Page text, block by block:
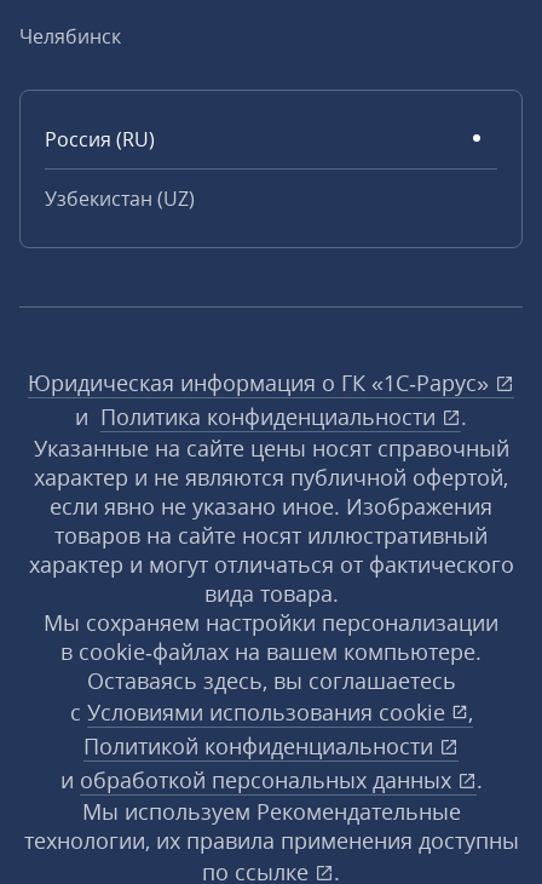
Челябинск
Россия (RU)
Узбекистан (UZ)
Юридическая информация о ГК «1С‑Рарус»
и Политика конфиденциальности
.
Указанные на сайте цены носят справочный
характер и не являются публичной офертой,
если явно не указано иное. Изображения
товаров на сайте носят иллюстративный
характер и могут отличаться от фактического
вида товара.
Мы сохраняем настройки персонализации
в cookie‑файлах на вашем компьютере.
Оставаясь здесь, вы соглашаетесь
с Условиями использования cookie
,
Политикой конфиденциальности
и обработкой персональных данных
.
Мы используем Рекомендательные
технологии, их правила применения доступны
по ссылке
.